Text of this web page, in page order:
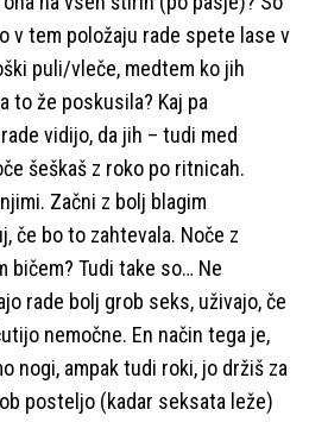
v tem položaju rade spete lase v
puli/vleče, medtem ko jih
to že poskusila? Kaj pa
vidijo, da jih – tudi med
šeškaš z roko po ritnicah.
Začni z bolj blagim
če bo to zahtevala. Noče z
bičem? Tudi take so… Ne
rade bolj grob seks, uživajo, če
nemočne. En način tega je,
nogi, ampak tudi roki, jo držiš za
posteljo (kadar seksata leže)